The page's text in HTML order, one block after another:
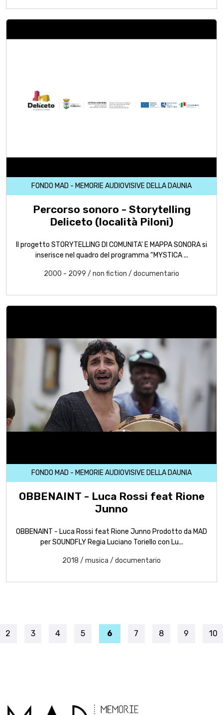
FONDO MAD - MEMORIE AUDIOVISIVE DELLA DAUNIA
Percorso sonoro - Storytelling
Deliceto (località Piloni)
Il progetto STORYTELLING DI COMUNITA' E MAPPA SONORA si
inserisce nel quadro del programma “MYSTICA ...
2000 - 2099 / non fiction / documentario
FONDO MAD - MEMORIE AUDIOVISIVE DELLA DAUNIA
OBBENAINT - Luca Rossi feat Rione
Junno
OBBENAINT - Luca Rossi feat Rione Junno Prodotto da MAD
per SOUNDFLY Regia Luciano Toriello con Lu...
2018 / musica / documentario
2 3 4 5 6 7 8 9 10